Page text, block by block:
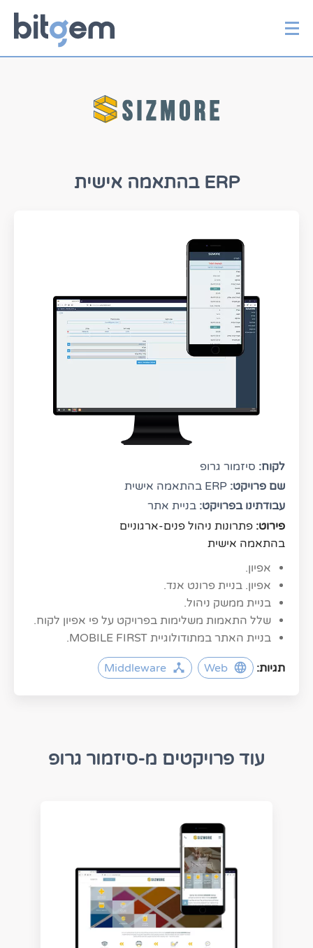
ERP בהתאמה אישית
לקוח: סיזמור גרופ
שם פרויקט: ERP בהתאמה אישית
עבודתינו בפרויקט: בניית אתר
פירוט:
בהתאמה אישית
אפיון.
אפיון. בניית פרונט אנד.
בניית ממשק ניהול.
שלל התאמות משלימות בפרויקט על פי אפיון לקוח.
בניית האתר במתודולוגיית MOBILE FIRST.
תגיות:
עוד פרויקטים מ-סיזמור גרופ